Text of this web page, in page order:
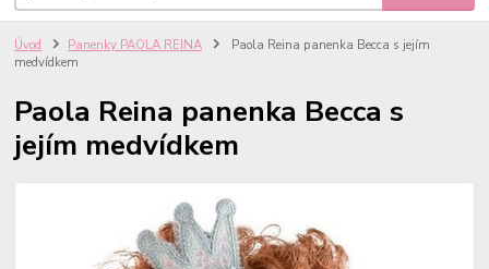
Úvod Panenky PAOLA REINA
Paola Reina panenka Becca s jejím
medvídkem
Paola Reina panenka Becca s
jejím medvídkem